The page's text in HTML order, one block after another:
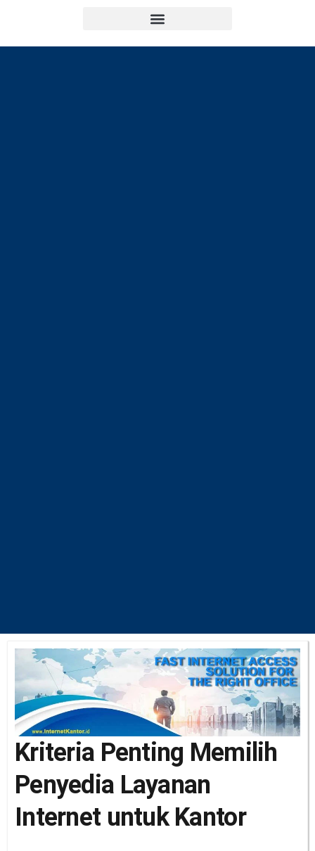
Kriteria Penting Memilih
Penyedia Layanan
Internet untuk Kantor